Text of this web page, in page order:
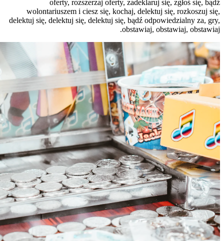
oferty,
delektuj się,